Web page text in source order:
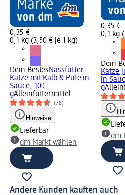
0,35 €
0,1 kg (3,50 € je 1 kg)
Dein BestesNassfutter
Katze mit Kalb & Pute in
Sauce, 100
gAlleinfuttermittel
(78)
Hinweise
Lieferbar
dm Markt wählen
0,35 €
0,1 kg
Dein
Katze
in
g
dm
Andere Kunden kauften auch